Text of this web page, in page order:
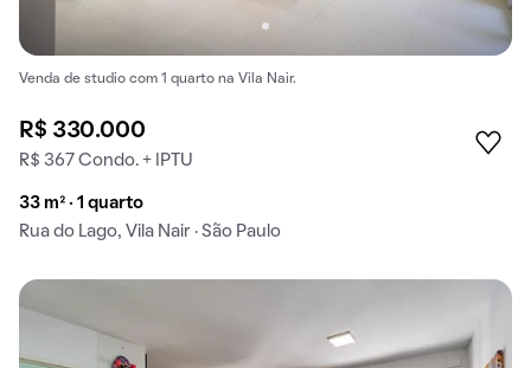
Venda de studio com 1 quarto na Vila Nair.
R$ 330.000
R$ 367 Condo. + IPTU
33 m² · 1 quarto
Rua do Lago, Vila Nair · São Paulo